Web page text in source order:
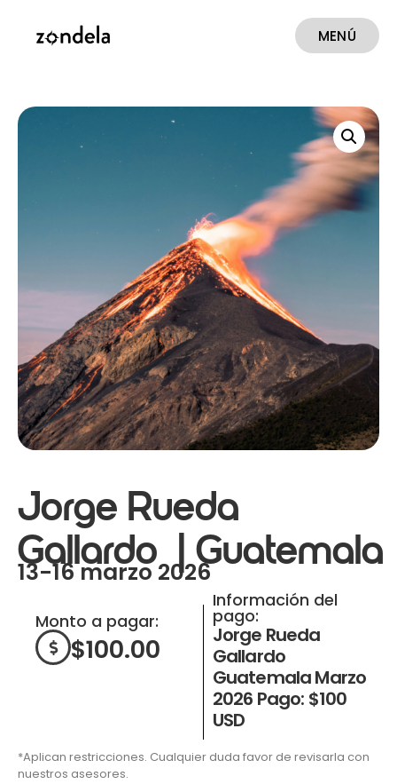
MENÚ
Jorge Rueda
Gallardo | Guatemala
13-16 marzo 2026
Monto a pagar:
$100.00
Información del
pago:
Jorge Rueda
Gallardo
Guatemala Marzo
2026 Pago: $100
USD
*Aplican restricciones. Cualquier duda favor de revisarla con
nuestros asesores.